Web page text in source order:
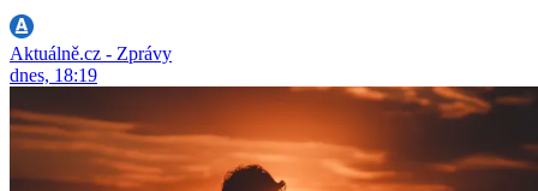
Aktuálně.cz - Zprávy
dnes, 18:19